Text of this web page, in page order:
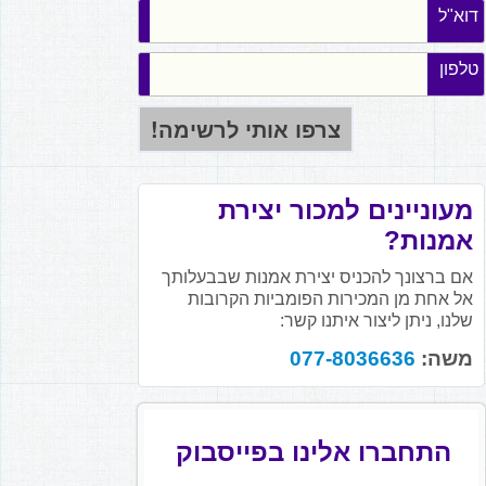
דוא"ל
טלפון
מעוניינים למכור יצירת
אמנות?
אם ברצונך להכניס יצירת אמנות שבבעלותך
אל אחת מן המכירות הפומביות הקרובות
שלנו, ניתן ליצור איתנו קשר:
משה: 077-8036636
התחברו אלינו בפייסבוק